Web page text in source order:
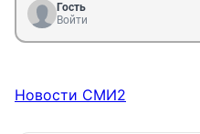
Гость
Войти
Новости СМИ2